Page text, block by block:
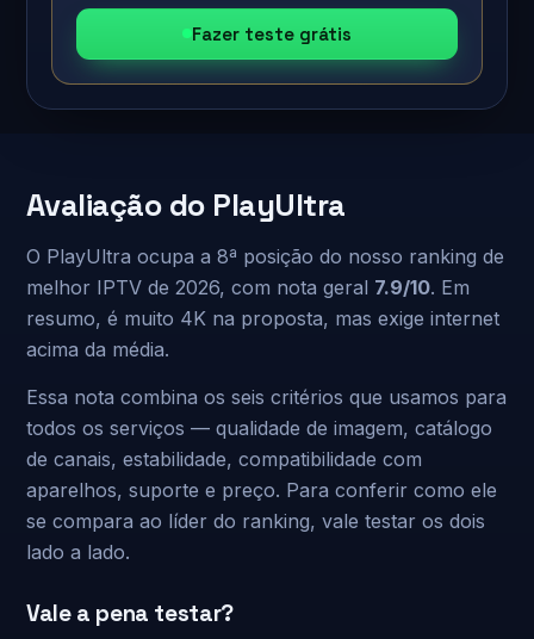
Fazer teste grátis
Avaliação do PlayUltra
O PlayUltra ocupa a 8ª posição do nosso ranking de
melhor IPTV de 2026, com nota geral 7.9/10. Em
resumo, é muito 4K na proposta, mas exige internet
acima da média.
Essa nota combina os seis critérios que usamos para
todos os serviços — qualidade de imagem, catálogo
de canais, estabilidade, compatibilidade com
aparelhos, suporte e preço. Para conferir como ele
se compara ao líder do ranking, vale testar os dois
lado a lado.
Vale a pena testar?